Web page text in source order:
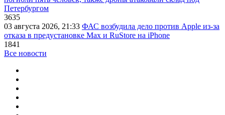
Петербургом
3635
03 августа 2026, 21:33 ФАС возбудила дело против Apple из-за
отказа в предустановке Max и RuStore на iPhone
1841
Все новости